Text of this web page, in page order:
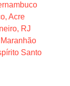
Acre
RJ
Santo